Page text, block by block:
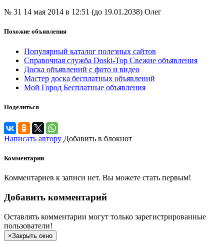
№ 31 14 мая 2014 в 12:51 (до 19.01.2038) Олег
Похожие объявления
Популярный каталог полезных сайтов
Справочная служба Doski-Top Свежие объявления
Доска объявлений с фото и видео
Мастер доска бесплатных объявлений
Мой Город Бесплатные объявления
Поделиться
Написать автору Добавить в блокнот
Комментарии
Комментариев к записи нет. Вы можете стать первым!
Добавить комментарий
Оставлять комментарии могут только зарегистрированные
пользователи!
×Закрыть окно